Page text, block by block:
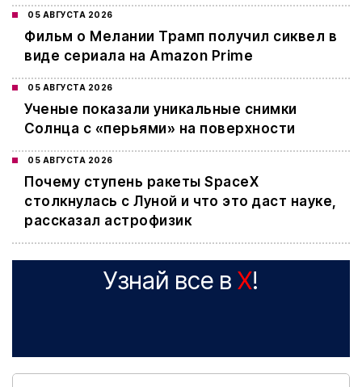
05 АВГУСТА 2026
Фильм о Мелании Трамп получил сиквел в
виде сериала на Amazon Prime
05 АВГУСТА 2026
Ученые показали уникальные снимки
Солнца с «перьями» на поверхности
05 АВГУСТА 2026
Почему ступень ракеты SpaceX
столкнулась с Луной и что это даст науке,
рассказал астрофизик
Узнай все в X!